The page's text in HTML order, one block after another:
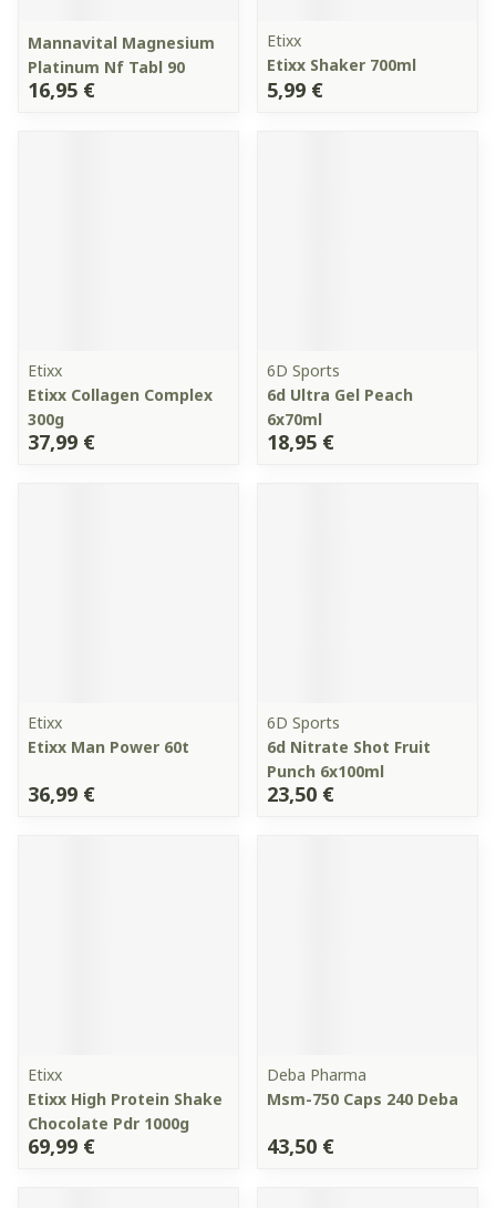
Mannavital Magnesium
Platinum Nf Tabl 90
16,95 €
Etixx
Etixx Shaker 700ml
5,99 €
Etixx
Etixx Collagen Complex
300g
37,99 €
6D Sports
6d Ultra Gel Peach
6x70ml
18,95 €
Etixx
Etixx Man Power 60t
36,99 €
6D Sports
6d Nitrate Shot Fruit
Punch 6x100ml
23,50 €
Etixx
Etixx High Protein Shake
Chocolate Pdr 1000g
69,99 €
Deba Pharma
Msm-750 Caps 240 Deba
43,50 €